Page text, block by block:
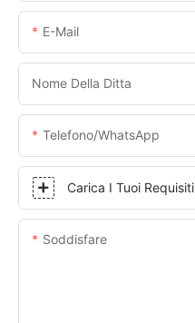
E-Mail
Nome Della Ditta
Telefono/WhatsApp
Carica I Tuoi Requisiti
Soddisfare